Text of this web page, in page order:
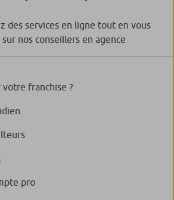
des services en ligne tout en vous
nos conseillers en agence
franchise ?
pro